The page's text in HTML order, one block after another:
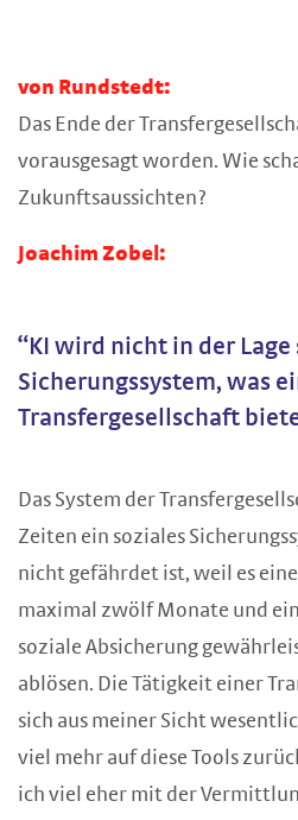
von Rundstedt:
Das Ende der
vorausgesagt worden. Wie
Zukunftsaussichten?
Joachim Zobel:
“KI wird nicht in der Lage
Sicherungssystem, was
Transfergesellschaft
Das System der
Zeiten ein soziales
nicht gefährdet ist, weil es
maximal zwölf Monate und
soziale Absicherung
ablösen. Die Tätigkeit einer
sich aus meiner Sicht
viel mehr auf diese Tools
ich viel eher mit der